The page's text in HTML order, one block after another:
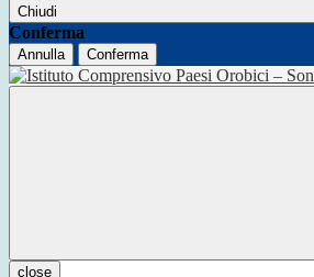
Chiudi
Conferma
Annulla Conferma
close